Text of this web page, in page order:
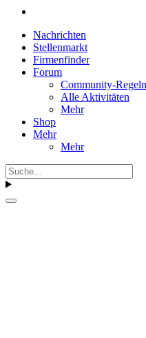
Nachrichten
Stellenmarkt
Firmenfinder
Forum
Community-Regeln
Alle Aktivitäten
Mehr
Shop
Mehr
Mehr